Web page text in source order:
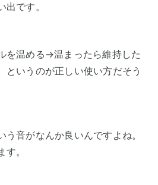
です。
を温める→温まったら維持した
というのが正しい使い方だそう
音がなんか良いんですよね。
。